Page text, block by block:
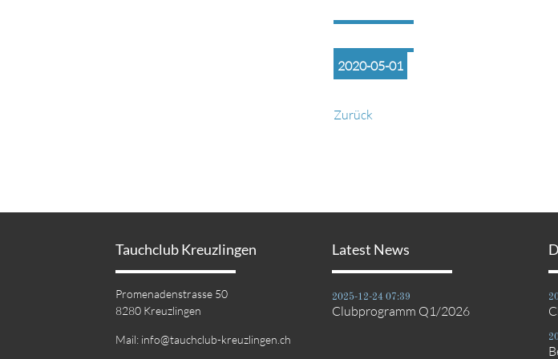
2020-05-01
Zurück
Tauchclub Kreuzlingen
Promenadenstrasse 50
8280 Kreuzlingen
Mail: info@tauchclub-kreuzlingen.ch
Latest News
2025-12-24 07:39
Clubprogramm Q1/2026